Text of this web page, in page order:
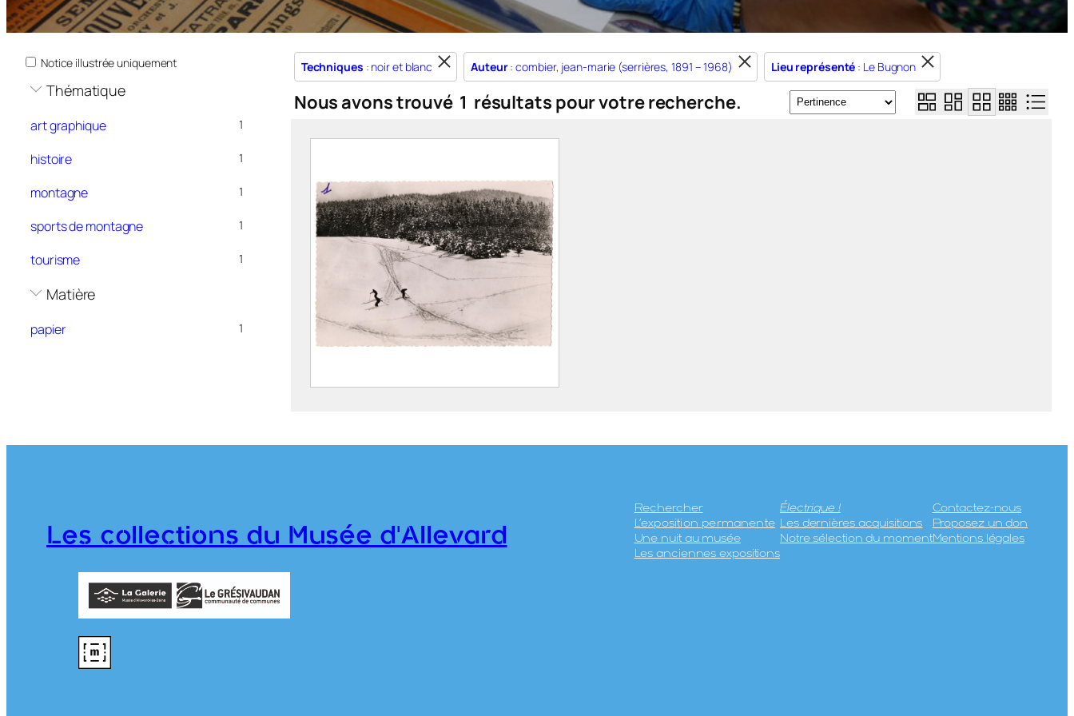
Notice illustrée uniquement
Thématique
art graphique 1
histoire 1
montagne 1
sports de montagne 1
tourisme 1
Matière
papier 1
Techniques : noir et blanc Auteur: combier, jean-marie (serrières, 1891 – 1968) Lieu représenté : Le Bugnon
Nous avons trouvé 1 résultats pour votre recherche.
Skieurs au Bugnon,
COMBIER, Jean-Marie
Les collections du Musée d'Allevard
Rechercher
L’exposition permanente
Une nuit au musée
Les anciennes expositions
Électrique !
Les dernières acquisitions
Notre sélection du moment
Contactez-nous
Proposez un don
Mentions légales